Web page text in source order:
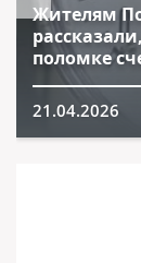
Жителям
поломке
21.04.2026